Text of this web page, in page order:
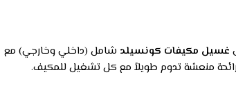
غسيل مكيفات كونسيلد شامل (داخلي وخارجي) مع
منعشة تدوم طويلاً مع كل تشغيل للمكيف.